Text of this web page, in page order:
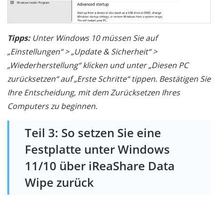
Tipps:Unter Windows 10 müssen Sie auf
„Einstellungen“ > „Update & Sicherheit“ >
„Wiederherstellung“ klicken und unter „Diesen PC
zurücksetzen“ auf „Erste Schritte“ tippen. Bestätigen Sie
Ihre Entscheidung, mit dem Zurücksetzen Ihres
Computers zu beginnen.
Teil 3: So setzen Sie eine
Festplatte unter Windows
11/10 über iReaShare Data
Wipe zurück